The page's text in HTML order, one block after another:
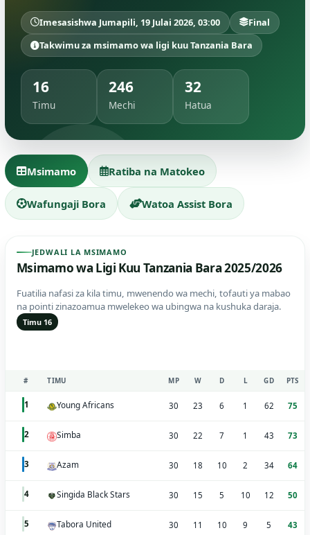
Imesasishwa Jumapili, 19 Julai 2026, 03:00
Final
Takwimu za msimamo wa ligi kuu Tanzania Bara
16
Timu
246
Mechi
32
Hatua
Msimamo Ratiba na Matokeo
Wafungaji Bora Watoa Assist Bora
JEDWALI LA MSIMAMO
Msimamo wa Ligi Kuu Tanzania Bara 2025/2026
Fuatilia nafasi za kila timu, mwenendo wa mechi, tofauti ya mabao
na pointi zinazoamua mwelekeo wa ubingwa na kushuka daraja.
Timu 16
# TIMU MP W D L GD PTS
1 Young Africans 30 23 6 1 62 75
2 Simba 30 22 7 1 43 73
3 Azam 30 18 10 2 34 64
4 Singida Black Stars 30 15 5 10 12 50
5 Tabora United 30 11 10 9 5 43